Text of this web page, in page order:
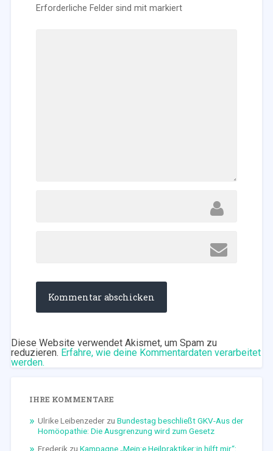
Erforderliche Felder sind mitmarkiert
Diese Website verwendet Akismet, um Spam zu
reduzieren. Erfahre, wie deine Kommentardaten verarbeitet
werden.
IHRE KOMMENTARE
Ulrike Leibenzederzu Bundestag beschließt GKV-Aus der
Homöopathie: Die Ausgrenzung wird zum Gesetz
Frederik zu Kampagne „Mein:e Heilpraktiker:in hilft mir“: